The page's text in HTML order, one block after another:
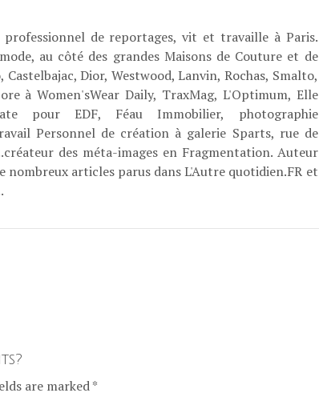
professionnel de reportages, vit et travaille à Paris.
au côté des grandes Maisons de Couture et de
Castelbajac, Dior, Westwood, Lanvin, Rochas, Smalto,
à Women'sWear Daily, TraxMag, L'Optimum, Elle
pour EDF, Féau Immobilier, photographie
Personnel de création à galerie Sparts, rue de
des méta-images en Fragmentation. Auteur
articles parus dans L'Autre quotidien.FR et
are marked *